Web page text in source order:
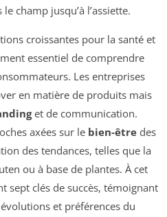
le champ jusqu’à l’assiette.
croissantes pour la santé et
essentiel de comprendre
Les entreprises
en matière de produits mais
et de communication.
axées sur le bien-être des
des tendances, telles que la
ou à base de plantes. À cet
sept clés de succès, témoignant
et préférences du